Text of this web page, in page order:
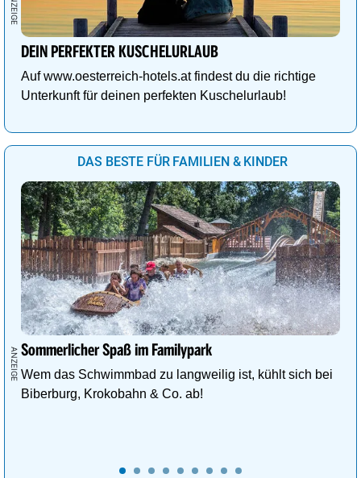
DEIN PERFEKTER KUSCHELURLAUB
Auf www.oesterreich-hotels.at findest du die richtige
Unterkunft für deinen perfekten Kuschelurlaub!
DAS BESTE FÜR FAMILIEN & KINDER
Sommerlicher Spaß im Familypark
Wem das Schwimmbad zu langweilig ist, kühlt sich bei
Biberburg, Krokobahn & Co. ab!